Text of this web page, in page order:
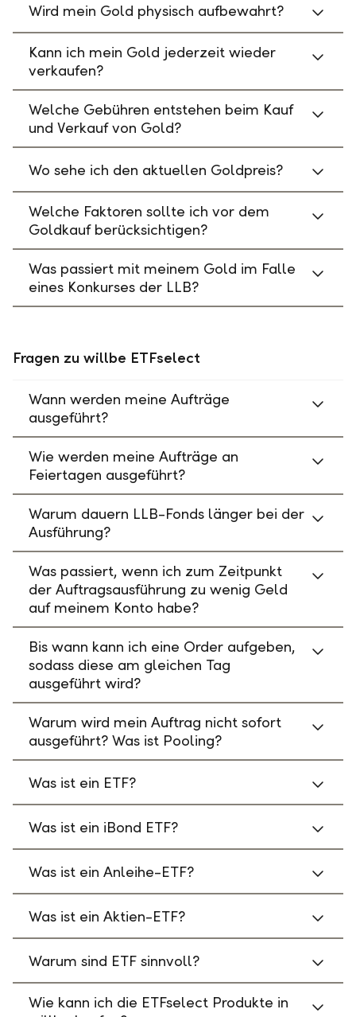
Wird mein Gold physisch aufbewahrt?
Kann ich mein Gold jederzeit wieder
verkaufen?
Welche Gebühren entstehen beim Kauf
und Verkauf von Gold?
Wo sehe ich den aktuellen Goldpreis?
Welche Faktoren sollte ich vor dem
Goldkauf berücksichtigen?
Was passiert mit meinem Gold im Falle
eines Konkurses der LLB?
Fragen zu willbe ETFselect
Wann werden meine Aufträge
ausgeführt?
Wie werden meine Aufträge an
Feiertagen ausgeführt?
Warum dauern LLB-Fonds länger bei der
Ausführung?
Was passiert, wenn ich zum Zeitpunkt
der Auftragsausführung zu wenig Geld
auf meinem Konto habe?
Bis wann kann ich eine Order aufgeben,
sodass diese am gleichen Tag
ausgeführt wird?
Warum wird mein Auftrag nicht sofort
ausgeführt? Was ist Pooling?
Was ist ein ETF?
Was ist ein iBond ETF?
Was ist ein Anleihe-ETF?
Was ist ein Aktien-ETF?
Warum sind ETF sinnvoll?
Wie kann ich die ETFselect Produkte in